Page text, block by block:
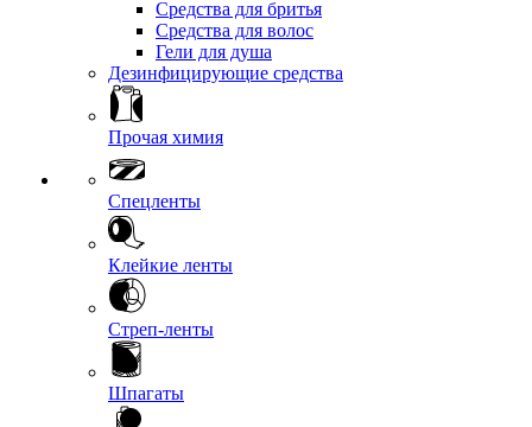
Средства для бритья
Средства для волос
Гели для душа
Дезинфицирующие средства
Прочая химия
Спецленты
Клейкие ленты
Стреп-ленты
Шпагаты